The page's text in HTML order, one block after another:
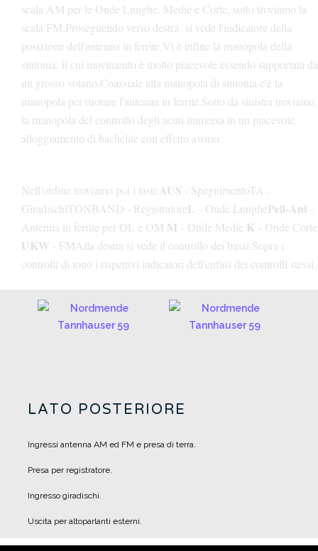
scala AM per le Onde Lunghe, Medie e Corte, sotto troviamo la
scala FM. Proseguendo verso destra si vede l'indicatore della
posizione dell'antenna in ferrite. Vi è infine la manopola della
sintonia, il cui movimento è molto piacevole essendo supportata da
un grosso volano. Coassiale alla manopola di sintonia c'è la
manopola per ruotare l'antenna in ferrite. Sotto da sinistra troviamo
la manopola del controllo degli acuti immersa in un piacevole
alloggiamento di bachelite con effetto avorio.
Nell'ordine troviamo poi i tasti:AUS - SpegnimentoTA -
GiradischiTONBAND - RegistratoreL - Onde LunghePeil-Ant -
Antenna in ferrite per OL e OM M - Onde Medie K - Onde Corte
UKW - FMAlla destra si vede il controllo dei bassi. Sopra i
controlli di tono i rispettivi indicatori dell'enfasi dei controlli stessi.
LATO POSTERIORE
Ingressi antenna AM ed FM e presa di terra.
Presa per registratore.
Ingresso giradischi.
Uscita per altoparlanti esterni.